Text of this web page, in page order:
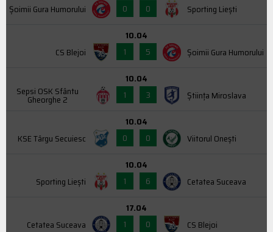
Şoimii Gura Humorului
0
0 Sporting Liești
CS Blejoi
10.04
1
5 Şoimii Gura Humorului
Sepsi OSK Sfântu
Gheorghe 2
10.04
1
3 Știința Miroslava
KSE Târgu Secuiesc
10.04
0
0 Viitorul Onești
Sporting Liești
10.04
1
6 Cetatea Suceava
Cetatea Suceava
17.04
1
0 CS Blejoi